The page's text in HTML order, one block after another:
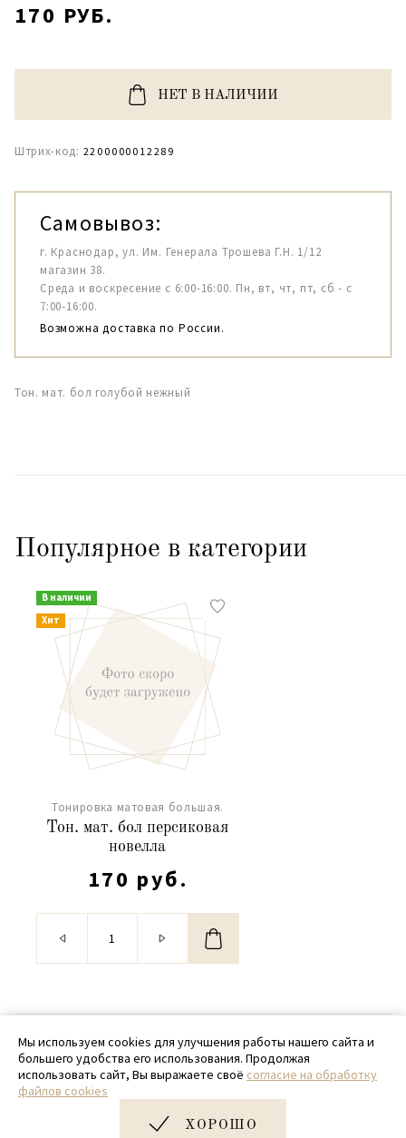
170 РУБ.
НЕТ В НАЛИЧИИ
Штрих-код: 2200000012289
Самовывоз:
г. Краснодар, ул. Им. Генерала Трошева Г.Н. 1/12
магазин 38.
Среда и воскресение с 6:00-16:00. Пн, вт, чт, пт, сб - с
7:00-16:00.
Возможна доставка по России.
Тон. мат. бол голубой нежный
Популярное в категории
В наличии
Хит
Тонировка матовая большая.
Тон. мат. бол персиковая
новелла
170 руб.
© 2020 - 2026 SamPack
+ 7 (918) 699-97-87
zakaz@sampack.store
Мы используем cookies для улучшения работы нашего сайта и
большего удобства его использования. Продолжая
использовать сайт, Вы выражаете своё согласие на обработку
файлов cookies
ХОРОШО